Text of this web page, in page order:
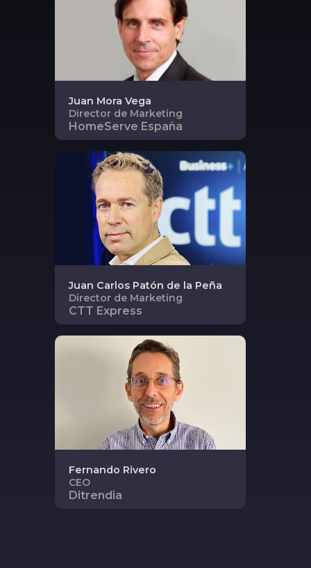
Juan Mora Vega
Director de Marketing
HomeServe España
Juan Carlos Patón de la Peña
Director de Marketing
CTT Express
Fernando Rivero
CEO
Ditrendia